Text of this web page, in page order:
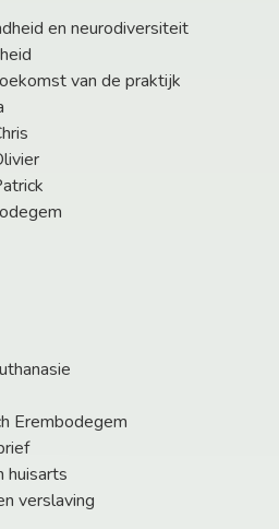
en neurodiversiteit
van de praktijk
Erembodegem
huisarts
verslaving